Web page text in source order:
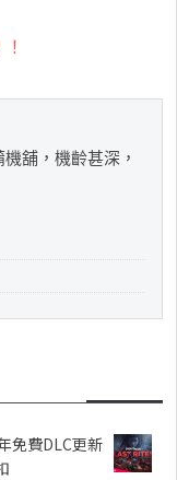
舖，機齡甚深，
免費DLC更新